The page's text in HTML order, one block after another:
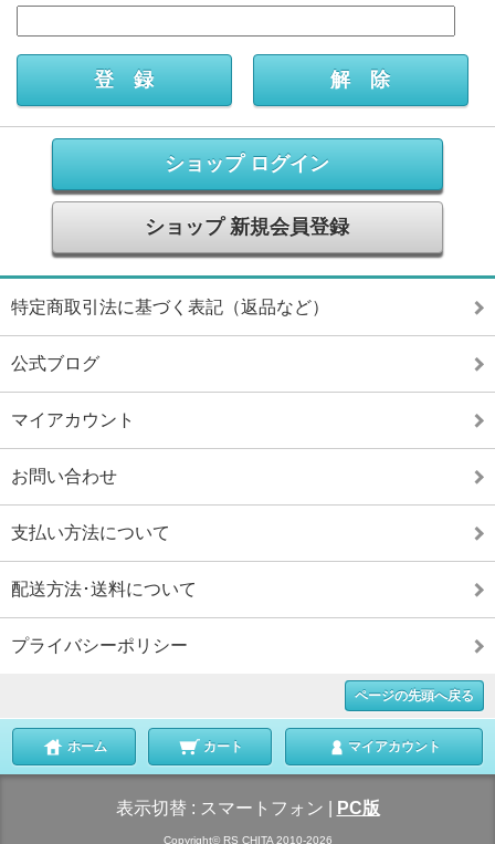
ショップ ログイン
ショップ 新規会員登録
特定商取引法に基づく表記（返品など）
公式ブログ
マイアカウント
お問い合わせ
支払い方法について
配送方法･送料について
プライバシーポリシー
ページの先頭へ戻る
ホーム カート マイアカウント
表示切替 : スマートフォン PC版
Copyright© RS CHITA 2010-2026